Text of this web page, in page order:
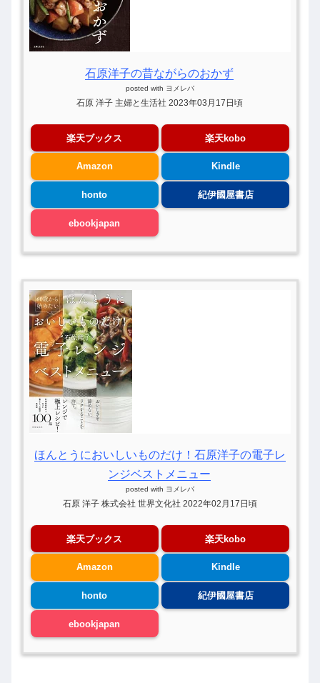
石原洋子の昔ながらのおかず
posted with ヨメレバ
石原 洋子 主婦と生活社 2023年03月17日頃
楽天ブックス 楽天kobo
Amazon Kindle
honto 紀伊國屋書店
ebookjapan
ほんとうにおいしいものだけ！石原洋子の電子レ
ンジベストメニュー
posted with ヨメレバ
石原 洋子 株式会社 世界文化社 2022年02月17日頃
楽天ブックス 楽天kobo
Amazon Kindle
honto 紀伊國屋書店
ebookjapan